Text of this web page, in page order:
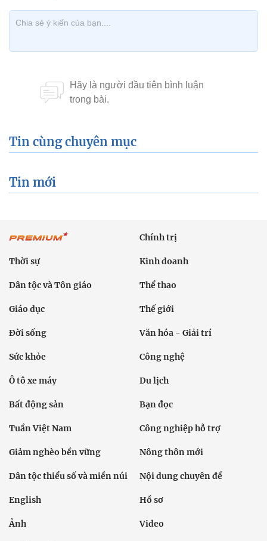
Tin cùng chuyên mục
Tin mới
Chính trị
Thời sự Kinh doanh
Dân tộc và Tôn giáo Thể thao
Giáo dục Thế giới
Đời sống Văn hóa - Giải trí
Sức khỏe Công nghệ
Ô tô xe máy Du lịch
Bất động sản Bạn đọc
Tuần Việt Nam Công nghiệp hỗ trợ
Giảm nghèo bền vững Nông thôn mới
Dân tộc thiểu số và miền núi Nội dung chuyên đề
English Hồ sơ
Ảnh Video